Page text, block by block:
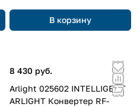
В корзину
8 430 руб.
Arlight 025602 INTELLIGENT
ARLIGHT Конвертер RF-